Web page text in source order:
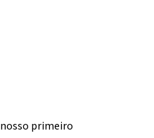
primeiro